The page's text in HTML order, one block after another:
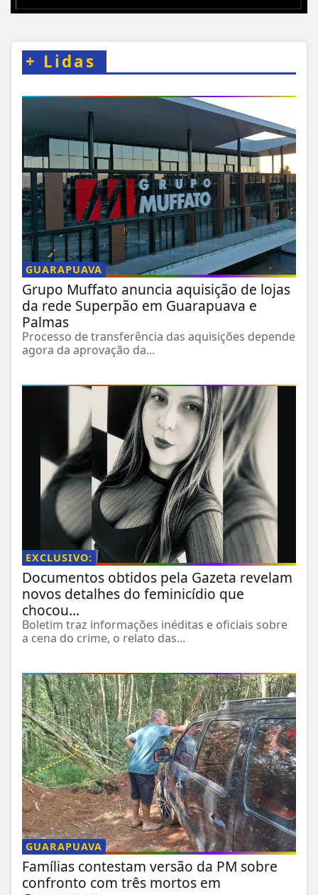
+ Lidas
GUARAPUAVA
Grupo Muffato anuncia aquisição de lojas
da rede Superpão em Guarapuava e
Palmas
Processo de transferência das aquisições depende
agora da aprovação da...
EXCLUSIVO:
Documentos obtidos pela Gazeta revelam
novos detalhes do feminicídio que
chocou...
Boletim traz informações inéditas e oficiais sobre
a cena do crime, o relato das...
GUARAPUAVA
Famílias contestam versão da PM sobre
confronto com três mortos em